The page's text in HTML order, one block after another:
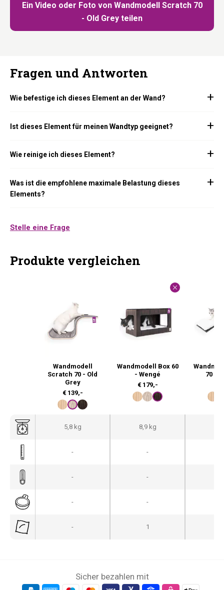
Ein Video oder Foto von Wandmodell Scratch 70
- Old Grey teilen
Fragen und Antworten
Wie befestige ich dieses Element an der Wand?
Ist dieses Element für meinen Wandtyp geeignet?
Wie reinige ich dieses Element?
Was ist die empfohlene maximale Belastung dieses
Elements?
Stelle eine Frage
Produkte vergleichen
Wandmodell
Scratch 70 - Old
Grey
€ 139,-
Wandmodell Box 60
- Wengé
€ 179,-
70 -
5,8 kg 8,9 kg
- -
- -
- -
- 1
Sicher bezahlen mit